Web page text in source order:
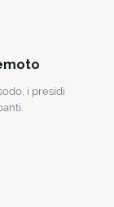
i presidi